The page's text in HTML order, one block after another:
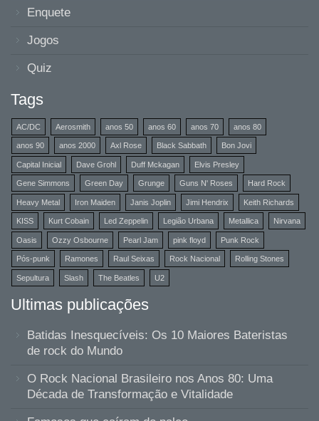
Enquete
Jogos
Quiz
Tags
AC/DC Aerosmith anos 50 anos 60 anos 70 anos 80
anos 90 anos 2000 Axl Rose Black Sabbath Bon Jovi
Capital Inicial Dave Grohl Duff Mckagan Elvis Presley
Gene Simmons Green Day Grunge Guns N' Roses Hard Rock
Heavy Metal Iron Maiden Janis Joplin Jimi Hendrix Keith Richards
KISS Kurt Cobain Led Zeppelin Legião Urbana Metallica Nirvana
Oasis Ozzy Osbourne Pearl Jam pink floyd Punk Rock
Pós-punk Ramones Raul Seixas Rock Nacional Rolling Stones
Sepultura Slash The Beatles U2
Ultimas publicações
Batidas Inesquecíveis: Os 10 Maiores Bateristas
de rock do Mundo
O Rock Nacional Brasileiro nos Anos 80: Uma
Década de Transformação e Vitalidade